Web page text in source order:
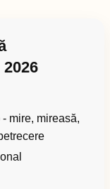
mire, mireasă,